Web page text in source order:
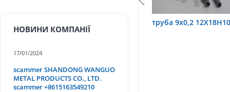
труба 75х1,5,
НОВИНИ КОМПАНІЇ
17/01/2024
scammer SHANDONG WANGUO
METAL PRODUCTS CO., LTD.
scammer +8615163549210